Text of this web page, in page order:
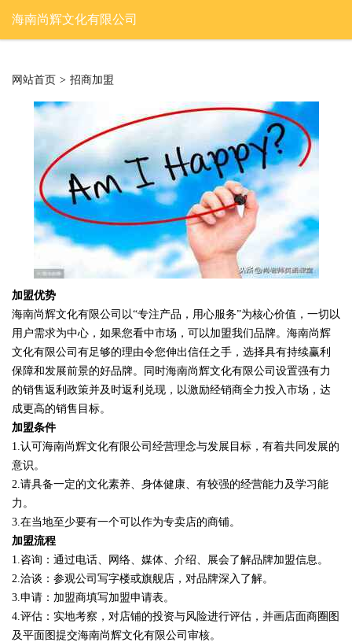
海南尚辉文化有限公司
网站首页 > 招商加盟
加盟优势
海南尚辉文化有限公司以“专注产品，用心服务”为核心价值，一切以
用户需求为中心，如果您看中市场，可以加盟我们品牌。海南尚辉
文化有限公司有足够的理由令您伸出信任之手，选择具有持续赢利
保障和发展前景的好品牌。同时海南尚辉文化有限公司设置强有力
的销售返利政策并及时返利兑现，以激励经销商全力投入市场，达
成更高的销售目标。
加盟条件
1.认可海南尚辉文化有限公司经营理念与发展目标，有着共同发展的
意识。
2.请具备一定的文化素养、身体健康、有较强的经营能力及学习能
力。
3.在当地至少要有一个可以作为专卖店的商铺。
加盟流程
1.咨询：通过电话、网络、媒体、介绍、展会了解品牌加盟信息。
2.洽谈：参观公司写字楼或旗舰店，对品牌深入了解。
3.申请：加盟商填写加盟申请表。
4.评估：实地考察，对店铺的投资与风险进行评估，并画店面商圈图
及平面图提交海南尚辉文化有限公司审核。